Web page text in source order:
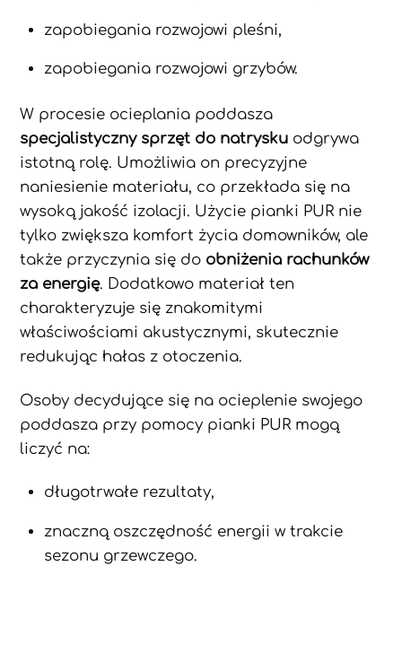
zapobiegania rozwojowi pleśni,
zapobiegania rozwojowi grzybów.
W procesie ocieplania poddasza
specjalistyczny sprzęt do natrysku odgrywa
istotną rolę. Umożliwia on precyzyjne
naniesienie materiału, co przekłada się na
wysoką jakość izolacji. Użycie pianki PUR nie
tylko zwiększa komfort życia domowników, ale
także przyczynia się do obniżenia rachunków
za energię. Dodatkowo materiał ten
charakteryzuje się znakomitymi
właściwościami akustycznymi, skutecznie
redukując hałas z otoczenia.
Osoby decydujące się na ocieplenie swojego
poddasza przy pomocy pianki PUR mogą
liczyć na:
długotrwałe rezultaty,
znaczną oszczędność energii w trakcie
sezonu grzewczego.